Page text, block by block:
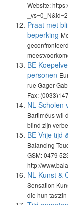
Website:
Praat met
beperking
BE
personen
rue Gager-
Fax:
NL Scholen
Bartiméus wil
blind zijn
BE Vrije tijd
Balancing
GSM: 0479
http://
NL Kunst &
Sensation
die hun